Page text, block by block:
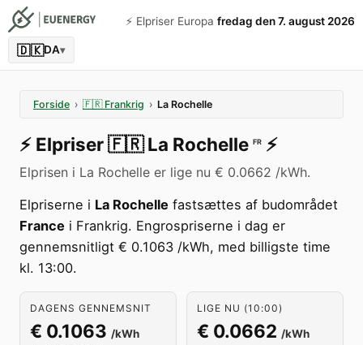
⚡️ Elpriser Europa fredag den 7. august 2026
🇩🇰DA▾
Forside › 🇫🇷 Frankrig › La Rochelle
⚡️ Elpriser🇫🇷 La Rochelle FR ⚡️
Elprisen i La Rochelle er lige nu € 0.0662 /kWh.
Elpriserne i La Rochelle fastsættes af budområdet
France i Frankrig. Engrospriserne i dag er
gennemsnitligt € 0.1063 /kWh, med billigste time
kl. 13:00.
DAGENS GENNEMSNIT
€ 0.1063 /kWh
LIGE NU (10:00)
€ 0.0662 /kWh